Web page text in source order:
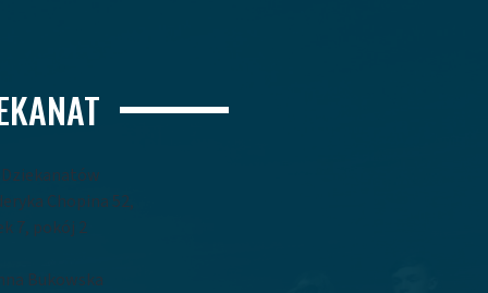
Dziekanatów
Chopina 52,
7, pokój 2
Bukowska